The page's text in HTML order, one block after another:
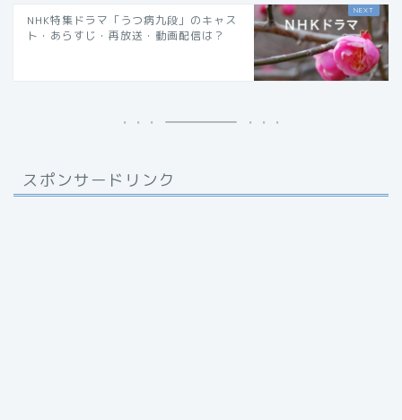
NHK特集ドラマ「うつ病九段」のキャス
ト・あらすじ・再放送・動画配信は？
スポンサードリンク